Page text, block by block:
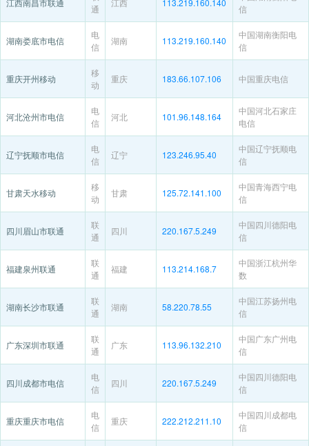
江西南昌市联通
通
江西 113.219.160.140
信
湖南娄底市电信
电
信
湖南 113.219.160.140
中国湖南衡阳电
信
重庆开州移动
移
动
重庆 183.66.107.106 中国重庆电信
河北沧州市电信
电
信
河北 101.96.148.164
中国河北石家庄
电信
辽宁抚顺市电信
电
信
辽宁 123.246.95.40
中国辽宁抚顺电
信
甘肃天水移动
移
动
甘肃 125.72.141.100
中国青海西宁电
信
四川眉山市联通
联
通
四川 220.167.5.249
中国四川德阳电
信
福建泉州联通
联
通
福建 113.214.168.7
中国浙江杭州华
数
湖南长沙市联通
联
通
湖南 58.220.78.55
中国江苏扬州电
信
广东深圳市联通
联
通
广东 113.96.132.210
中国广东广州电
信
四川成都市电信
电
信
四川 220.167.5.249
中国四川德阳电
信
重庆重庆市电信
电
信
重庆 222.212.211.10
中国四川成都电
信